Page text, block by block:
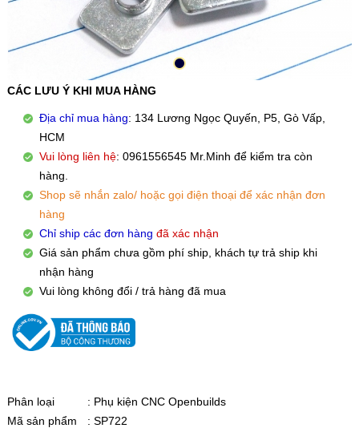
CÁC LƯU Ý KHI MUA HÀNG
Địa chỉ mua hàng: 134 Lương Ngọc Quyến, P5, Gò Vấp,
HCM
Vui lòng liên hệ: 0961556545 Mr.Minh để kiểm tra còn
hàng.
Shop sẽ nhắn zalo/ hoặc gọi điện thoại để xác nhận đơn
hàng
Chỉ ship các đơn hàng đã xác nhận
Giá sản phẩm chưa gồm phí ship, khách tự trả ship khi
nhận hàng
Vui lòng không đổi / trả hàng đã mua
Phân loại
: Phụ kiện CNC Openbuilds
Mã sản phẩm
: SP722